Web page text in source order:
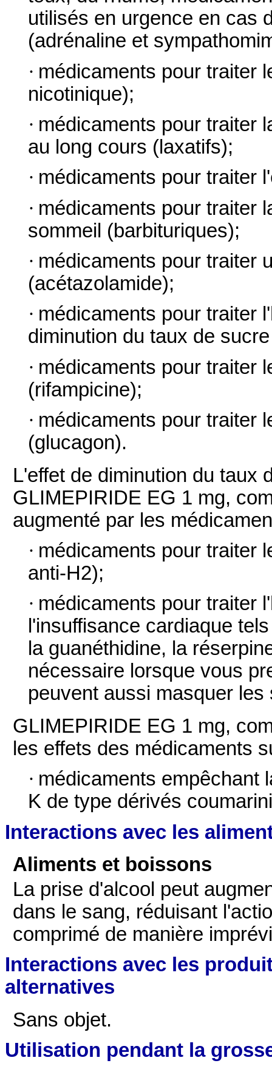
utilisés en urgence en cas
(adrénaline et
· médicaments pour traiter
nicotinique);
· médicaments pour traiter
au long cours (laxatifs);
· médicaments pour traiter
· médicaments pour traiter
sommeil (barbituriques);
· médicaments pour traiter
(acétazolamide);
· médicaments pour traiter
diminution du taux de
· médicaments pour traiter
(rifampicine);
· médicaments pour traiter
(glucagon).
L'effet de diminution du taux
GLIMEPIRIDE EG 1 mg,
augmenté par les
· médicaments pour traiter
anti-H2);
· médicaments pour traiter
l'insuffisance cardiaque
la guanéthidine, la
nécessaire lorsque vous
peuvent aussi masquer
GLIMEPIRIDE EG 1 mg,
les effets des médicaments
· médicaments empêchant
K de type dérivés
Interactions avec les
Aliments et boissons
La prise d'alcool peut
dans le sang, réduisant
comprimé de manière
Interactions avec les
alternatives
Sans objet.
Utilisation pendant la